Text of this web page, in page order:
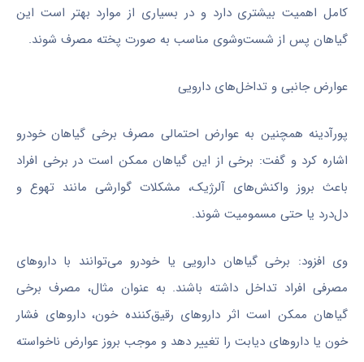
کامل اهمیت بیشتری دارد و در بسیاری از موارد بهتر است این
گیاهان پس از شست‌وشوی مناسب به صورت پخته مصرف شوند.
عوارض جانبی و تداخل‌های دارویی
پورآدینه همچنین به عوارض احتمالی مصرف برخی گیاهان خودرو
اشاره کرد و گفت: برخی از این گیاهان ممکن است در برخی افراد
باعث بروز واکنش‌های آلرژیک، مشکلات گوارشی مانند تهوع و
دل‌درد یا حتی مسمومیت شوند.
وی افزود: برخی گیاهان دارویی یا خودرو می‌توانند با داروهای
مصرفی افراد تداخل داشته باشند. به عنوان مثال، مصرف برخی
گیاهان ممکن است اثر داروهای رقیق‌کننده خون، داروهای فشار
خون یا داروهای دیابت را تغییر دهد و موجب بروز عوارض ناخواسته